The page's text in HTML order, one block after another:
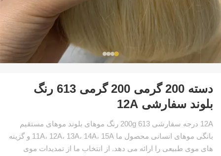
دسته 200 گرمی 200 گرمی 613 رنگ
بلوند سفارشی 12A
12A درجه سفارشی 200g 613 رنگ موهای بلوند موهای مستقیم
بانگی موهای انسانی محصول ما 11A، 12A، 13A، 14A، 15A و گزینه
های موی طبیعی را ارائه می دهد. از انتخاب ما از تمدیدات موی